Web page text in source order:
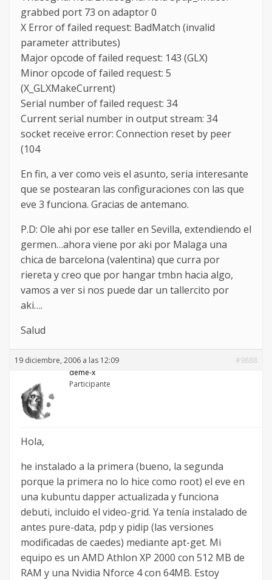
grabbed port 73 on adaptor 0
X Error of failed request: BadMatch (invalid
parameter attributes)
Major opcode of failed request: 143 (GLX)
Minor opcode of failed request: 5
(X_GLXMakeCurrent)
Serial number of failed request: 34
Current serial number in output stream: 34
socket receive error: Connection reset by peer
(104
En fin, a ver como veis el asunto, seria interesante
que se postearan las configuraciones con las que
eve 3 funciona. Gracias de antemano.
P.D: Ole ahi por ese taller en Sevilla, extendiendo el
germen…ahora viene por aki por Malaga una
chica de barcelona (valentina) que curra por
riereta y creo que por hangar tmbn hacia algo,
vamos a ver si nos puede dar un tallercito por
aki….
Salud
19 diciembre, 2006 a las 12:09
#9888
deme-x
Participante
Hola,
he instalado a la primera (bueno, la segunda
porque la primera no lo hice como root) el eve en
una kubuntu dapper actualizada y funciona
debuti, incluido el video-grid. Ya tenía instalado de
antes pure-data, pdp y pidip (las versiones
modificadas de caedes) mediante apt-get. Mi
equipo es un AMD Athlon XP 2000 con 512 MB de
RAM y una Nvidia Nforce 4 con 64MB. Estoy